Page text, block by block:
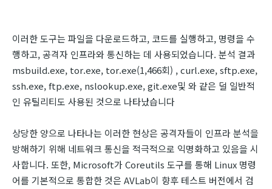
이러한 도구는 파일을 다운로드하고, 코드를 실행하고, 명령을 수
행하고, 공격자 인프라와 통신하는 데 사용되었습니다. 분석 결과
msbuild.exe, tor.exe, tor.exe(1,466회) , curl.exe, sftp.exe,
ssh.exe, ftp.exe, nslookup.exe, git.exe및 와 같은 덜 일반적
인 유틸리티도 사용된 것으로 나타났습니다
상당한 양으로 나타나는 이러한 현상은 공격자들이 인프라 분석을
방해하기 위해 네트워크 통신을 적극적으로 익명화하고 있음을 시
사합니다. 또한, Microsoft가 Coreutils 도구를 통해 Linux 명령
어를 기본적으로 통합한 것은 AVLab이 향후 테스트 버전에서 검